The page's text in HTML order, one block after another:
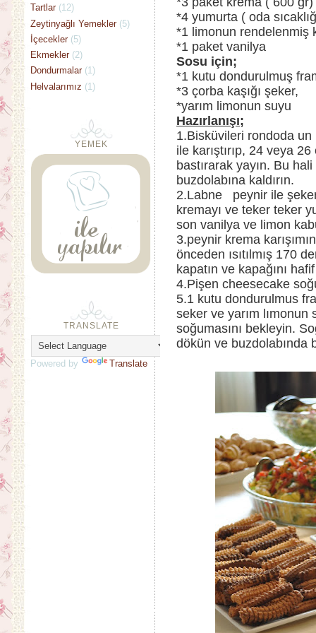
*4 yumurta ( oda
*1 limonun rendelenmiş
*1 paket vanilya
Sosu için;
*1 kutu dondurulmuş
*3 çorba kaşığı şeker,
*yarım limonun suyu
Hazırlanışı;
1.Bisküvileri rondoda
ile karıştırıp, 24 veya
bastırarak yayın. Bu
buzdolabına kaldırın.
2.Labne peynir ile
kremayı ve teker teker
son vanilya ve limon
3.peynir krema
önceden ısıtılmış 170
kapatın ve kapağını
4.Pişen cheesecake
5.1 kutu dondurulmus
seker ve yarım
soğumasını bekleyin.
dökün ve buzdolabında
Tartlar (12)
Zeytinyağlı Yemekler (5)
İçecekler (5)
Ekmekler (2)
Dondurmalar (1)
Helvalarımız (1)
YEMEK
TRANSLATE
Powered by Translate